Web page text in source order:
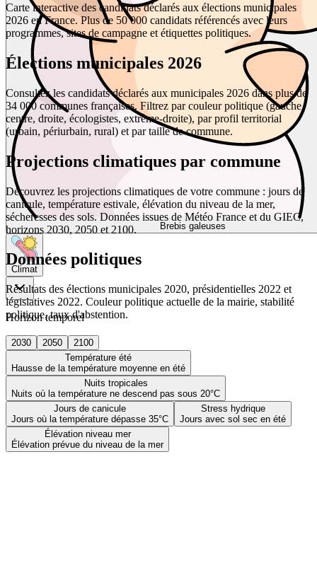
Brebis galeuses
Climat
Horizon temporel
2030 2050
2100
Température été
Hausse de la température moyenne en été
Nuits tropicales
Nuits où la température ne descend pas sous 20°C
Jours de canicule
Jours où la température dépasse 35°C
Stress hydrique
Jours avec sol sec en été
Élévation niveau mer
Élévation prévue du niveau de la mer
Carte interactive des candidats déclarés aux élections municipales
2026 en France. Plus de 50 000 candidats référencés avec leurs
programmes, sites de campagne et étiquettes politiques.
Élections municipales 2026
Consultez les candidats déclarés aux municipales 2026 dans plus de
34 000 communes françaises. Filtrez par couleur politique (gauche,
centre, droite, écologistes, extrême-droite), par profil territorial
(urbain, périurbain, rural) et par taille de commune.
Projections climatiques par commune
Découvrez les projections climatiques de votre commune : jours de
canicule, température estivale, élévation du niveau de la mer,
sécheresses des sols. Données issues de Météo France et du GIEC,
horizons 2030, 2050 et 2100.
Données politiques
Résultats des élections municipales 2020, présidentielles 2022 et
législatives 2022. Couleur politique actuelle de la mairie, stabilité
politique, taux d'abstention.